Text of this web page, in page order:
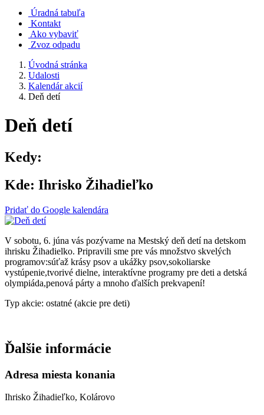
Úradná tabuľa
Kontakt
Ako vybaviť
Zvoz odpadu
Úvodná stránka
Udalosti
Kalendár akcií
Deň detí
Deň detí
Kedy:
Kde: Ihrisko Žihadieľko
Pridať do Google kalendára
V sobotu, 6. júna vás pozývame na Mestský deň detí na detskom
ihrisku Žihadielko. Pripravili sme pre vás množstvo skvelých
programov:súťaž krásy psov a ukážky psov,sokoliarske
vystúpenie,tvorivé dielne, interaktívne programy pre deti a detská
olympiáda,penová párty a mnoho ďalších prekvapení!
Typ akcie: ostatné (akcie pre deti)
Ďalšie informácie
Adresa miesta konania
Ihrisko Žihadieľko, Kolárovo